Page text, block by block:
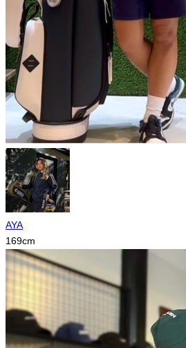
AYA
169cm